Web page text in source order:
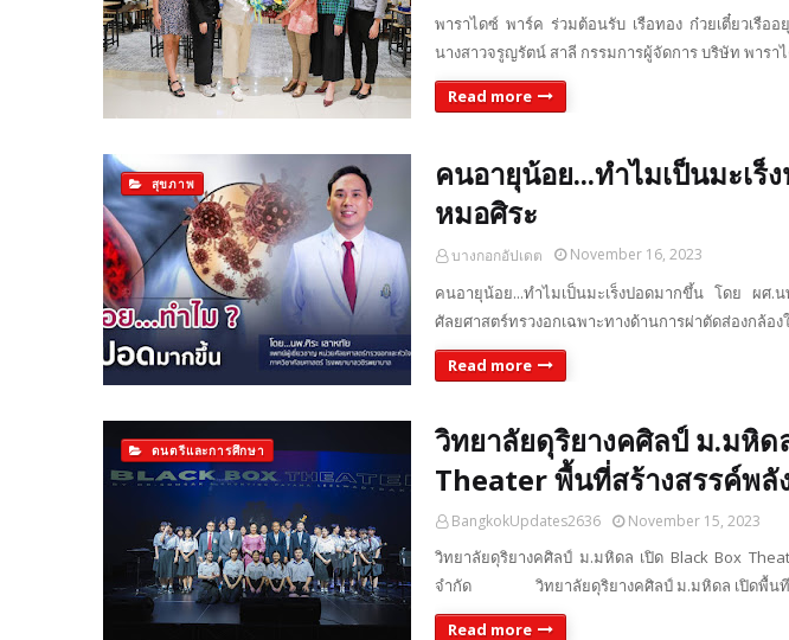
พาราไดซ์ พาร์ค ร่วมต้อนรับ เรือทอง ก๋วยเตี๋ยว
นางสาวจรูญรัตน์ สาลี กรรมการผู้จัดการ บริษัท พารา
Read more
สุขภาพ
คนอายุน้อย...ทำไมเป็นมะเร็
หมอศิระ
บางกอกอัปเดต November 16, 2023
คนอายุน้อย...ทำไมเป็นมะเร็งปอดมากขึ้น โดย ผศ
ศัลยศาสตร์ทรวงอกเฉพาะทางด้านการผ่าตัดส่องกล้อ
Read more
ดนตรีและการศึกษา
วิทยาลัยดุริยางคศิลป์ ม.มหิด
Theater พื้นที่สร้างสรรค์พลั
BangkokUpdates2636 November 15, 2023
วิทยาลัยดุริยางคศิลป์ ม.มหิดล เปิด Black Box
จำกัด วิทยาลัยดุริยางคศิลป์ ม.มหิดล เปิดพื้น
Read more